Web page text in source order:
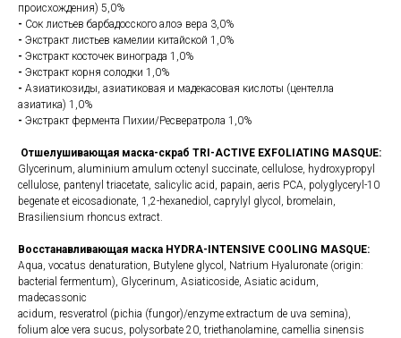
происхождения) 5,0%
- Сок листьев барбадосского алоэ вера 3,0%
- Экстракт листьев камелии китайской 1,0%
- Экстракт косточек винограда 1,0%
- Экстракт корня солодки 1,0%
- Азиатикозиды, азиатиковая и мадекасовая кислоты (центелла
азиатика) 1,0%
- Экстракт фермента Пихии/Ресвератрола 1,0%
Отшелушивающая маска-скраб TRI-ACTIVE EXFOLIATING MASQUE:
Glycerinum, aluminium amulum octenyl succinate, cellulose, hydroxypropyl
cellulose, pantenyl triacetate, salicylic acid, papain, aeris PCA, polyglyceryl-10
begenate et eicosadionate, 1,2-hexanediol, caprylyl glycol, bromelain,
Brasiliensium rhoncus extract.
Восстанавливающая маска HYDRA-INTENSIVE COOLING MASQUE:
Aqua, vocatus denaturation, Butylene glycol, Natrium Hyaluronate (origin:
bacterial fermentum), Glycerinum, Asiaticoside, Asiatic acidum,
madecassonic
acidum, resveratrol (pichia (fungor)/enzyme extractum de uva semina),
folium aloe vera sucus, polysorbate 20, triethanolamine, camellia sinensis